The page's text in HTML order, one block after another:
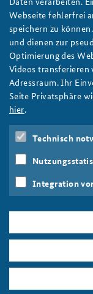
50 Jahre
atomare
der
Der
jemand nimmt
gewachsene Gefahr
entschiedenes
Nichtverbreitung
Foto: Steve
Atomwaffen,
Webseite fehlerfrei
speichern zu
und dienen zur
Optimierung des
Videos transferieren
Adressraum. Ihr
Seite Privatsphäre
hier.
Technisch
Integration